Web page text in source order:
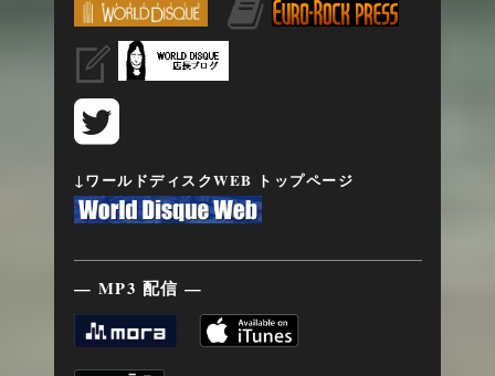
↓ワールドディスクWEB トップページ
— MP3 配信 —